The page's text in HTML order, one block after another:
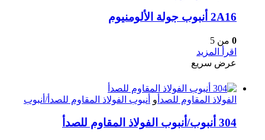
2A16 أنبوب جولة الألومنيوم
0 من 5
اقرأ المزيد
عرض سريع
الفولاذ المقاوم للصدأ و أنبوب الفولاذ المقاوم للصدأ/أنبوب
304 أنبوب/أنبوب الفولاذ المقاوم للصدأ